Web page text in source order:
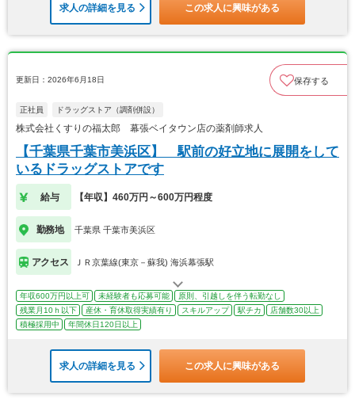
求人の詳細を見る この求人に興味がある
更新日：2026年6月18日 保存する
正社員 ドラッグストア（調剤併設）
株式会社くすりの福太郎 幕張ベイタウン店の薬剤師求人
【千葉県千葉市美浜区】 駅前の好立地に展開をして
いるドラッグストアです
給与 【年収】460万円～600万円程度
勤務地 千葉県 千葉市美浜区
アクセス ＪＲ京葉線(東京－蘇我) 海浜幕張駅
年収600万円以上可 未経験者も応募可能
原則、引越しを伴う転勤なし
残業月10ｈ以下
産休・育休取得実績有り スキルアップ 駅チカ
店舗数30以上
積極採用中
年間休日120日以上
求人の詳細を見る この求人に興味がある